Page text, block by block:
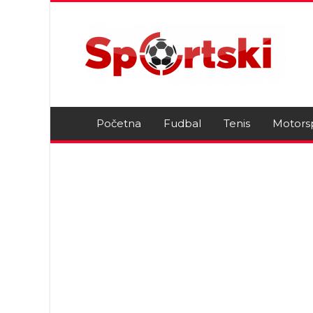
Početna Fudbal Tenis